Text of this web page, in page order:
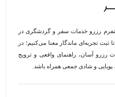
رزرو خدمات سفر و گردشگری در
ثبت تجربه‌ای ماندگار معنا می‌کنیم؛ در
رزرو آسان، راهنمای واقعی و ترویج
و شادی جمعی همراه باشد.